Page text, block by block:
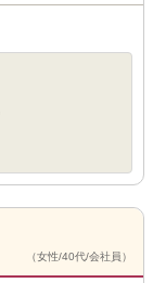
（女性/40代/会社員）